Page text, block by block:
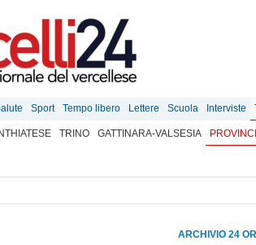
Sport Tempo libero Lettere Scuola Interviste
TRINO GATTINARA-VALSESIA
ARCHIVIO 24